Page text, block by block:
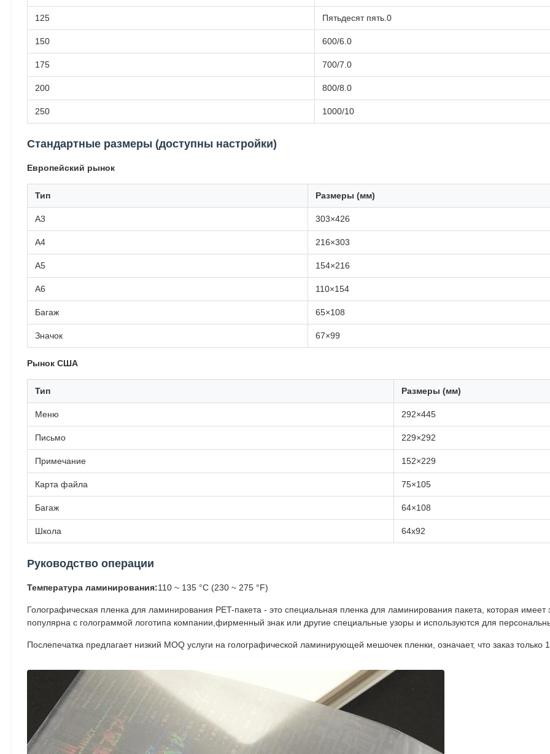
125 Пятьдесят пять.0
150 600/6.0
175 700/7.0
200 800/8.0
250 1000/10
Стандартные размеры (доступны настройки)
Европейский рынок
Тип Размеры (мм)
А3 303×426
А4 216×303
А5 154×216
А6 110×154
Багаж 65×108
Значок 67×99
Рынок США
Тип Размеры (мм)
Меню 292×445
Письмо 229×292
Примечание 152×229
Карта файла 75×105
Багаж 64×108
Школа 64х92
Руководство операции
Температура ламинирования:110 ~ 135 °C (230 ~ 275 °F)
Голографическая пленка для ламинирования PET-пакета - это специальная пленка для ламинирования пакета, которая
популярна с голограммой логотипа компании,фирменный знак или другие специальные узоры и используются для
Послепечатка предлагает низкий MOQ услуги на голографической ламинирующей мешочек пленки, означает, что заказ